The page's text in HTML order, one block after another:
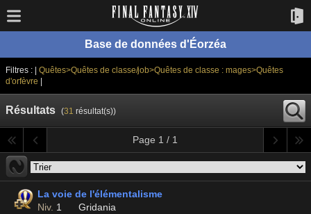
Base de données d'Éorzéa
Filtres : | Quêtes>Quêtes de classe/job>Quêtes de classe : mages>Quêtes
d'orfèvre
Résultats (31 résultat(s))
Page 1 / 1
La voie de l'élémentalisme
Niv. 1 Gridania